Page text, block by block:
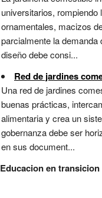
universitarios,
ornamentales, macizos
parcialmente la
diseño debe consi...
Red de jardines
Una red de jardines
buenas prácticas,
alimentaria y crea un
gobernanza debe ser
en sus document...
Educacion en